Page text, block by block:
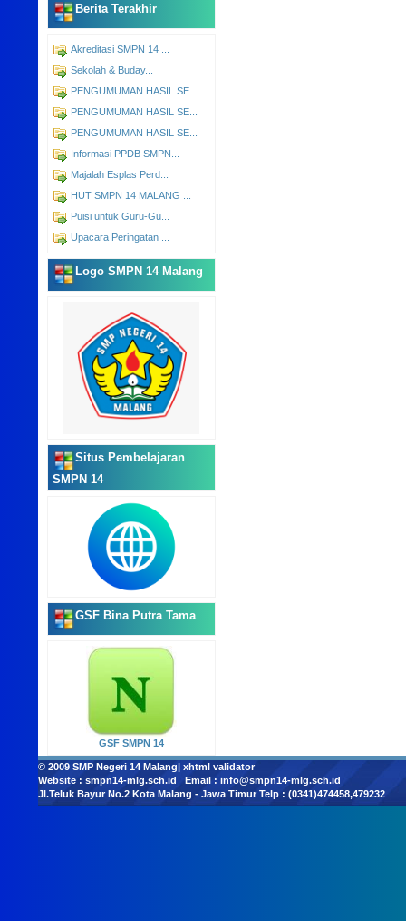
Berita Terakhir
Akreditasi SMPN 14 ...
Sekolah & Buday...
PENGUMUMAN HASIL SE...
PENGUMUMAN HASIL SE...
PENGUMUMAN HASIL SE...
Informasi PPDB SMPN...
Majalah Esplas Perd...
HUT SMPN 14 MALANG ...
Puisi untuk Guru-Gu...
Upacara Peringatan ...
Logo SMPN 14 Malang
Situs Pembelajaran
SMPN 14
GSF Bina Putra Tama
GSF SMPN 14
© 2009 SMP Negeri 14 Malang xhtml validator
Website : smpn14-mlg.sch.id Email : info@smpn14-mlg.sch.id
Jl.Teluk Bayur No.2 Kota Malang - Jawa Timur Telp : (0341)474458,479232